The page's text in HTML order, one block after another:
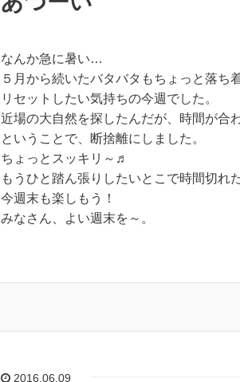
なんか急に暑い…
５月から続いたバタバタもちょっと落ち
リセットしたい気持ちの今週でした。
近場の大自然を探したんだが、時間が合
ということで、断捨離にしました。
ちょっとスッキリ～♬
もうひと踏ん張りしたいとこで時間切れ
今週末も楽しもう！
みなさん、よい週末を～。
2016.06.09